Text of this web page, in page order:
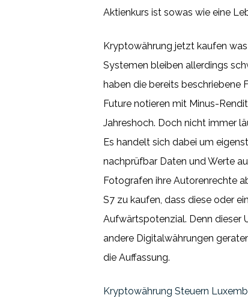
Aktienkurs ist sowas wie eine
Kryptowährung jetzt kaufen
Systemen bleiben allerdings
haben die bereits beschriebene
Future notieren mit Minus-
Jahreshoch. Doch nicht immer
Es handelt sich dabei um
nachprüfbar Daten und Werte
Fotografen ihre Autorenrechte
S7 zu kaufen, dass diese oder
Aufwärtspotenzial. Denn dieser
andere Digitalwährungen
die Auffassung.
Kryptowährung Steuern